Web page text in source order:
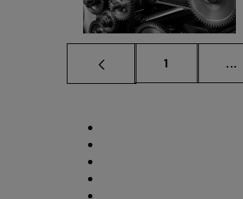
Página
1 ...